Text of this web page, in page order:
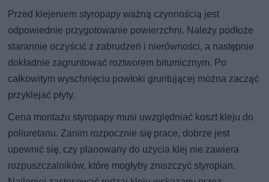
Przed klejeniem styropapy ważną czynnością jest
odpowiednie przygotowanie powierzchni. Należy podłoże
starannie oczyścić z zabrudzeń i nierówności, a następnie
dokładnie zagruntować roztworem bitumicznym. Po
całkowitym wyschnięciu powłoki gruntującej można zacząć
przyklejać płyty.
Cena montażu styropapy musi uwzględniać koszt kleju do
poliuretanu. Zanim rozpocznie się prace, dobrze jest
upewnić się, czy planowany do użycia klej nie zawiera
rozpuszczalników, które mogłyby zniszczyć styropian.